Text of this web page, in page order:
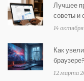
Лучшее
советы и
14
Как
12 марта